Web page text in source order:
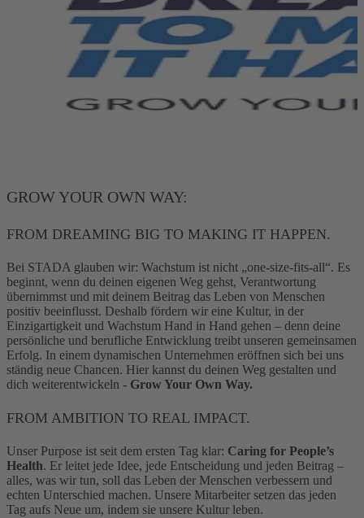
GROW YOUR OWN WAY:
FROM DREAMING BIG TO MAKING IT HAPPEN.
Bei STADA glauben wir: Wachstum ist nicht „one-size-fits-all“. Es
beginnt, wenn du deinen eigenen Weg gehst, Verantwortung
übernimmst und mit deinem Beitrag das Leben von Menschen
positiv beeinflusst. Deshalb fördern wir eine Kultur, in der
Einzigartigkeit und Wachstum Hand in Hand gehen – denn deine
persönliche und berufliche Entwicklung treibt unseren gemeinsamen
Erfolg. In einem dynamischen Unternehmen eröffnen sich bei uns
ständig neue Chancen. Hier kannst du deinen Weg gestalten und
dich weiterentwickeln - Grow Your Own Way.
FROM AMBITION TO REAL IMPACT.
Unser Purpose ist seit dem ersten Tag klar: Caring for People’s
Health. Er leitet jede Idee, jede Entscheidung und jeden Beitrag –
alles, was wir tun, soll das Leben der Menschen verbessern und
echten Unterschied machen. Unsere Mitarbeiter setzen das jeden
Tag aufs Neue um, indem sie unsere Kultur leben.